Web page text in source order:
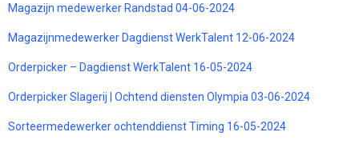
Magazijn medewerker Randstad 04-06-2024
Magazijnmedewerker Dagdienst WerkTalent 12-06-2024
Orderpicker – Dagdienst WerkTalent 16-05-2024
Orderpicker Slagerij | Ochtend diensten Olympia 03-06-2024
Sorteermedewerker ochtenddienst Timing 16-05-2024